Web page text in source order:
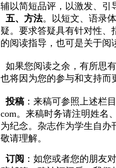
辅以简短品评，以激发、引
五、方法。以短文、语录
疑。要求答疑具有针对性、
的阅读指导，也可是关于阅
如果您阅读之余，有所思
也将因为您的参与和支持而
投稿：来稿可参照上述栏
com。来稿时务请注明姓名
为纪念。杂志作为学生自办
敬请理解。
订阅 ：如您或者您的朋友